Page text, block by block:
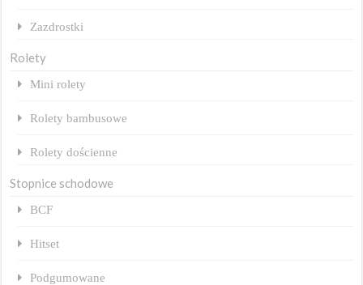
Zazdrostki
Rolety
Mini rolety
Rolety bambusowe
Rolety dościenne
Stopnice schodowe
BCF
Hitset
Podgumowane